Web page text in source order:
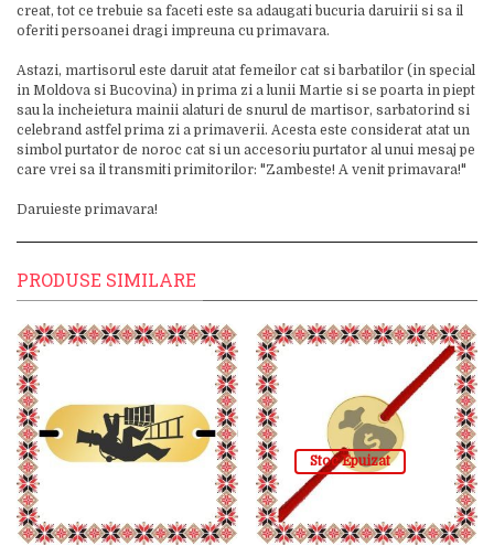
creat, tot ce trebuie sa faceti este sa adaugati bucuria daruirii si sa il
oferiti persoanei dragi impreuna cu primavara.
Astazi, martisorul este daruit atat femeilor cat si barbatilor (in special
in Moldova si Bucovina) in prima zi a lunii Martie si se poarta in piept
sau la incheietura mainii alaturi de snurul de martisor, sarbatorind si
celebrand astfel prima zi a primaverii. Acesta este considerat atat un
simbol purtator de noroc cat si un accesoriu purtator al unui mesaj pe
care vrei sa il transmiti primitorilor: "Zambeste! A venit primavara!"
Daruieste primavara!
PRODUSE SIMILARE
Stoc Epuizat